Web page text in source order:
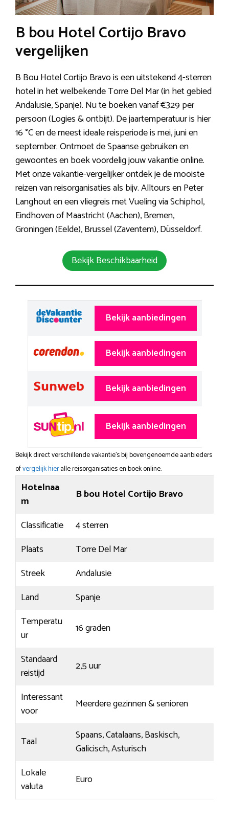
B bou Hotel Cortijo Bravo
vergelijken
B Bou Hotel Cortijo Bravo is een uitstekend 4-sterren
hotel in het welbekende Torre Del Mar (in het gebied
Andalusie, Spanje). Nu te boeken vanaf €329 per
persoon (Logies & ontbijt). De jaartemperatuur is hier
16 °C en de meest ideale reisperiode is mei, juni en
september. Ontmoet de Spaanse gebruiken en
gewoontes en boek voordelig jouw vakantie online.
Met onze vakantie-vergelijker ontdek je de mooiste
reizen van reisorganisaties als bijv. Alltours en Peter
Langhout en een vliegreis met Vueling via Schiphol,
Eindhoven of Maastricht (Aachen), Bremen,
Groningen (Eelde), Brussel (Zaventem), Düsseldorf.
Bekijk Beschikbaarheid
Bekijk aanbiedingen
Bekijk aanbiedingen
Bekijk aanbiedingen
Bekijk aanbiedingen
Bekijk direct verschillende vakantie's bij bovengenoemde aanbieders
ofvergelijk hieralle reisorganisaties en boek online.
Hotelnaa
m
B bou Hotel Cortijo Bravo
Classificatie
4 sterren
Plaats
Torre Del Mar
Streek
Andalusie
Land
Spanje
Temperatu
ur
16 graden
Standaard
reistijd
2,5 uur
Interessant
voor
Meerdere gezinnen & senioren
Taal
Spaans, Catalaans, Baskisch,
Galicisch, Asturisch
Lokale
valuta
Euro